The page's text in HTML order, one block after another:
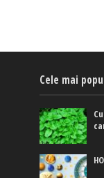
Cele mai